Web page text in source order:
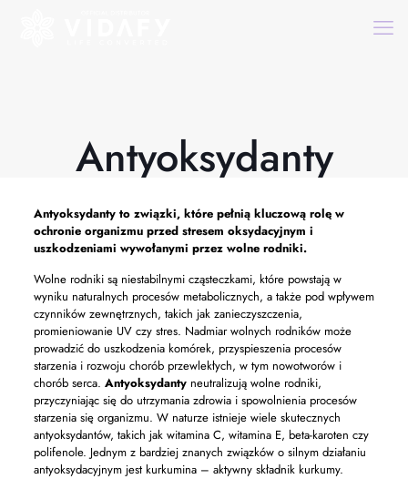
Antyoksydanty
Antyoksydantyto związki, które pełnią kluczową rolę w
ochronie organizmu przed stresem oksydacyjnym i
uszkodzeniami wywołanymi przez wolne rodniki.
Wolne rodniki są niestabilnymi cząsteczkami, które powstają w
wyniku naturalnych procesów metabolicznych, a także pod wpływem
czynników zewnętrznych, takich jak zanieczyszczenia,
promieniowanie UV czy stres. Nadmiar wolnych rodników może
prowadzić do uszkodzenia komórek, przyspieszenia procesów
starzenia i rozwoju chorób przewlekłych, w tym nowotworów i
chorób serca. Antyoksydantyneutralizują wolne rodniki,
przyczyniając się do utrzymania zdrowia i spowolnienia procesów
starzenia się organizmu. W naturze istnieje wiele skutecznych
antyoksydantów, takich jak witamina C, witamina E, beta-karoten czy
polifenole. Jednym z bardziej znanych związków o silnym działaniu
antyoksydacyjnym jest kurkumina – aktywny składnik kurkumy.